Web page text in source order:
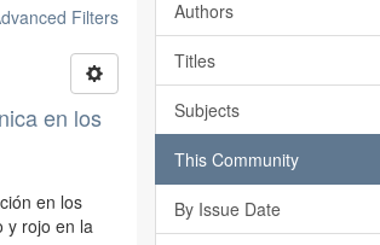
Filters
en los
en los
y rojo en la
Authors
Titles
Subjects
This Community
By Issue Date